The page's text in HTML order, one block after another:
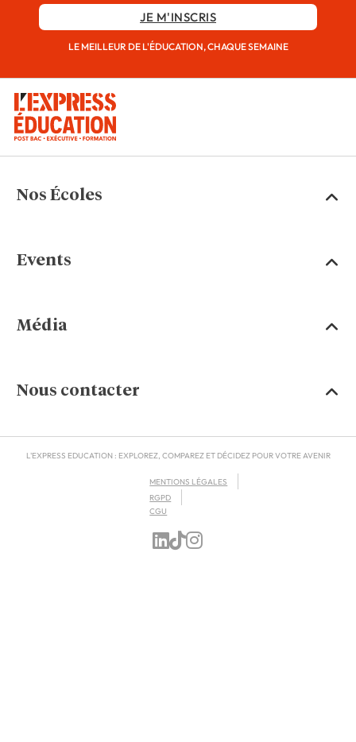
JE M'INSCRIS
LE MEILLEUR DE L'ÉDUCATION, CHAQUE SEMAINE
Nos Écoles
Events
Média
Nous contacter
L'EXPRESS EDUCATION : EXPLOREZ, COMPAREZ ET DÉCIDEZ POUR VOTRE AVENIR
MENTIONS LÉGALES
RGPD
CGU